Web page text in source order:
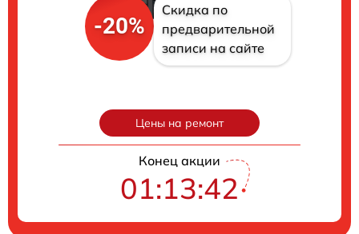
-20%
Скидка по
предварительной
записи на сайте
Цены на ремонт
Конец акции
01:13:41